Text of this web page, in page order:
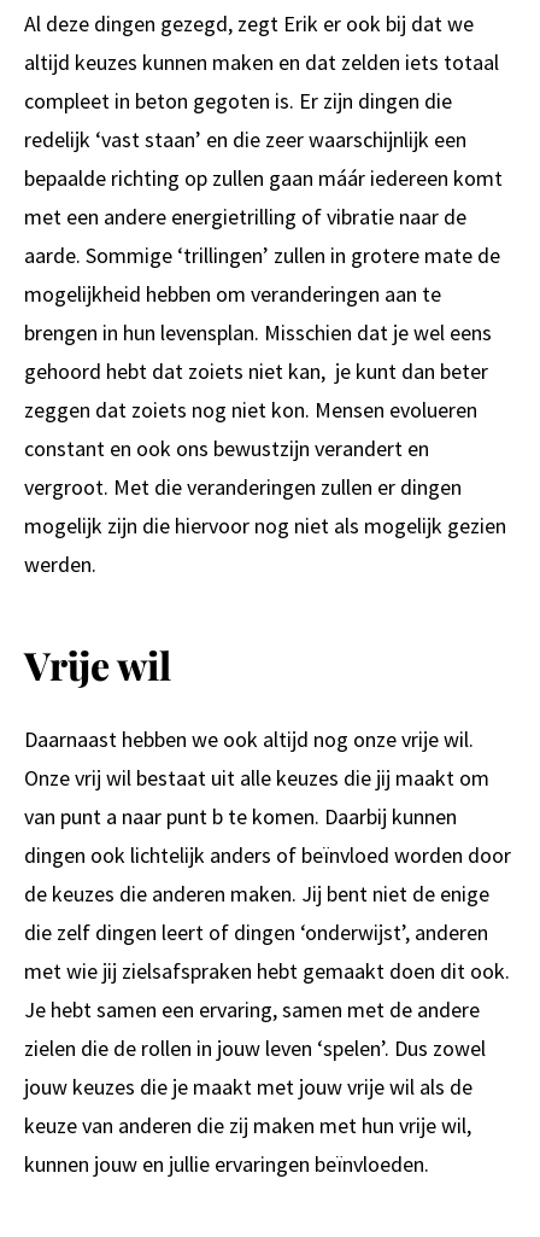
Al deze dingen gezegd, zegt Erik er ook bij dat we
altijd keuzes kunnen maken en dat zelden iets totaal
compleet in beton gegoten is. Er zijn dingen die
redelijk ‘vast staan’ en die zeer waarschijnlijk een
bepaalde richting op zullen gaan máár iedereen komt
met een andere energietrilling of vibratie naar de
aarde. Sommige ‘trillingen’ zullen in grotere mate de
mogelijkheid hebben om veranderingen aan te
brengen in hun levensplan. Misschien dat je wel eens
gehoord hebt dat zoiets niet kan, je kunt dan beter
zeggen dat zoiets nog niet kon. Mensen evolueren
constant en ook ons bewustzijn verandert en
vergroot. Met die veranderingen zullen er dingen
mogelijk zijn die hiervoor nog niet als mogelijk gezien
werden.
Vrije wil
Daarnaast hebben we ook altijd nog onze vrije wil.
Onze vrij wil bestaat uit alle keuzes die jij maakt om
van punt a naar punt b te komen. Daarbij kunnen
dingen ook lichtelijk anders of beïnvloed worden door
de keuzes die anderen maken. Jij bent niet de enige
die zelf dingen leert of dingen ‘onderwijst’, anderen
met wie jij zielsafspraken hebt gemaakt doen dit ook.
Je hebt samen een ervaring, samen met de andere
zielen die de rollen in jouw leven ‘spelen’. Dus zowel
jouw keuzes die je maakt met jouw vrije wil als de
keuze van anderen die zij maken met hun vrije wil,
kunnen jouw en jullie ervaringen beïnvloeden.